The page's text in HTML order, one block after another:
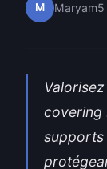
M Maryam5
covering
supports